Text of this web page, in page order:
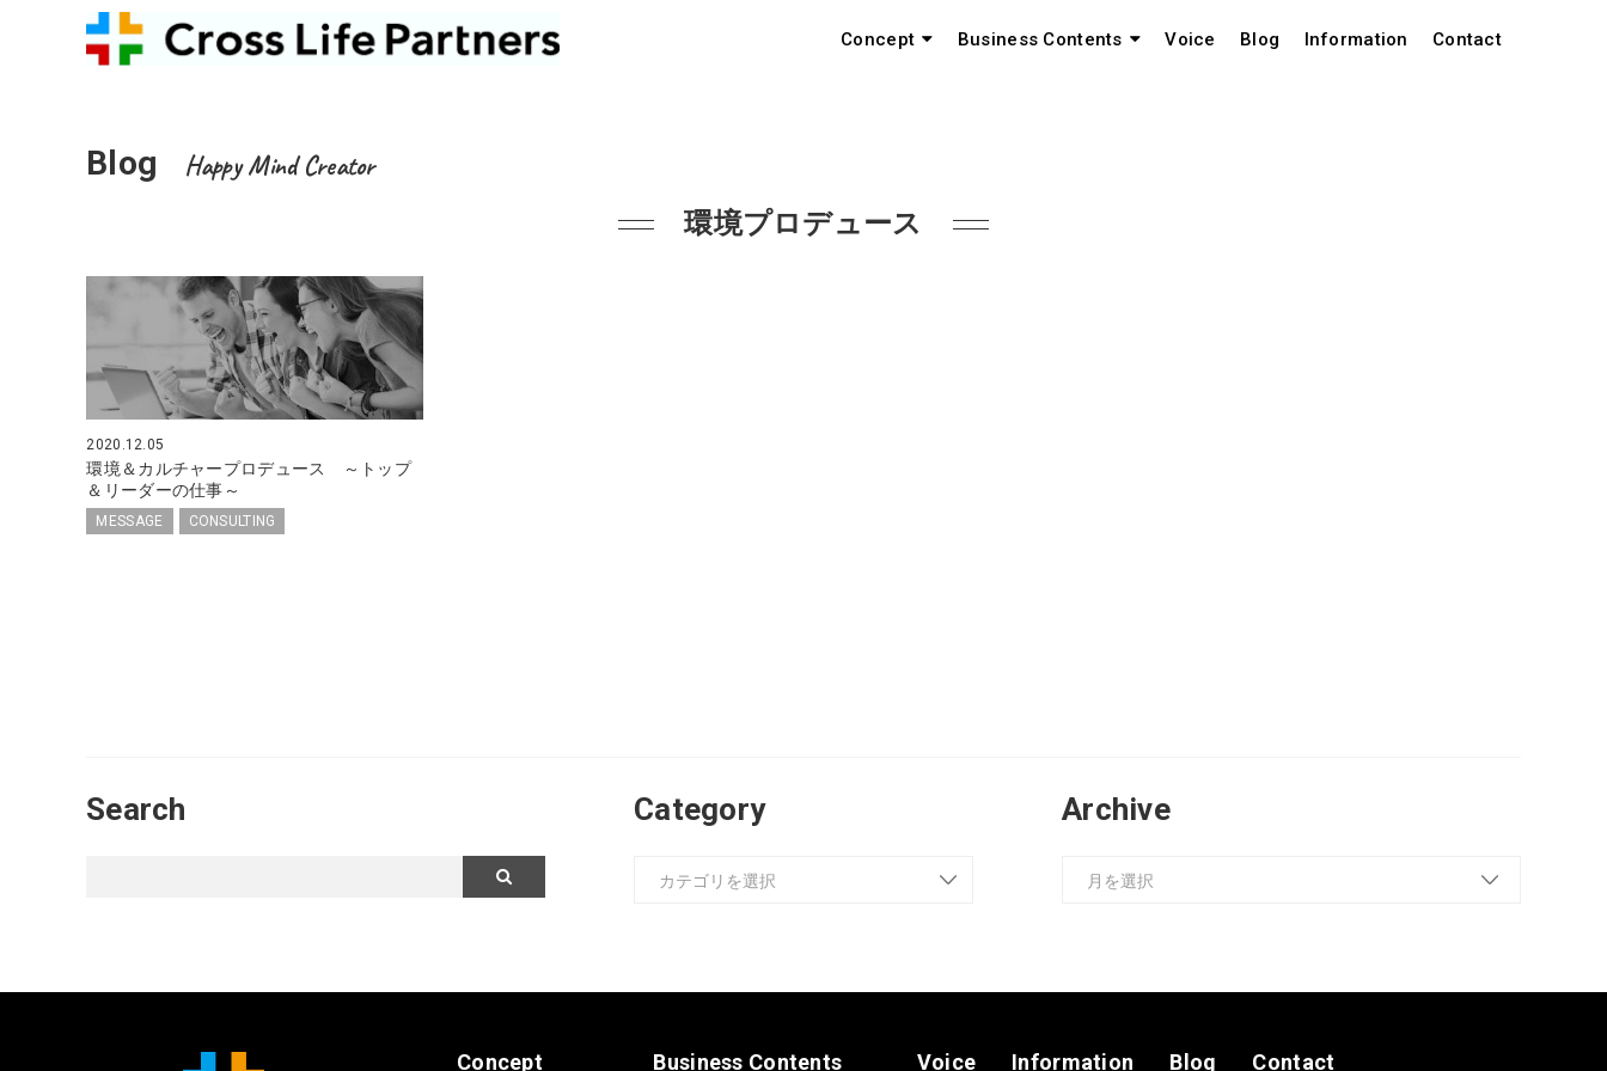
Concept Business Contents Voice Blog Information Contact
Blog Happy Mind Creator
環境プロデュース
2020.12.05
環境＆カルチャープロデュース ～トップ
＆リーダーの仕事～
MESSAGE CONSULTING
Search Category Archive
Concept Business Contents Voice Information Blog Contact